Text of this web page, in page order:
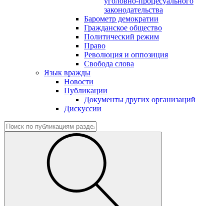
законодательства
Барометр демократии
Гражданское общество
Политический режим
Право
Революция и оппозиция
Свобода слова
Язык вражды
Новости
Публикации
Документы других организаций
Дискуссии